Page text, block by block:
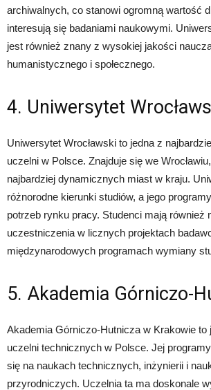
archiwalnych, co stanowi ogromną wartość
interesują się badaniami naukowymi.
jest również znany z wysokiej jakości
humanistycznego i społecznego.
4. Uniwersytet
Uniwersytet Wrocławski to jedna z
uczelni w Polsce. Znajduje się we
najbardziej dynamicznych miast w kraju.
różnorodne kierunki studiów, a jego
potrzeb rynku pracy. Studenci mają również
uczestniczenia w licznych projektach
międzynarodowych programach wymiany
5. Akademia Górniczo-
Akademia Górniczo-Hutnicza w Krakowie to
uczelni technicznych w Polsce. Jej
się na naukach technicznych, inżynierii i
przyrodniczych. Uczelnia ta ma doskonale